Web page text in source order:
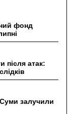
фонд
після атак:
залучили